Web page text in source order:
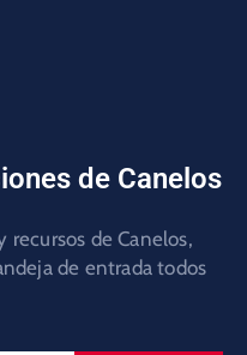
de Canelos
recursos de Canelos,
de entrada todos